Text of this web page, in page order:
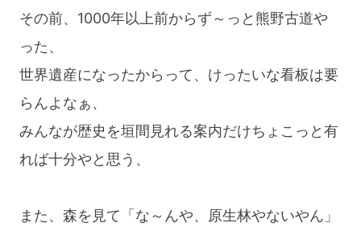
その前、1000年以上前からず～っと熊野古道や
った、
世界遺産になったからって、けったいな看板は要
らんよなぁ、
みんなが歴史を垣間見れる案内だけちょこっと有
れば十分やと思う、
また、森を見て「な～んや、原生林やないやん」